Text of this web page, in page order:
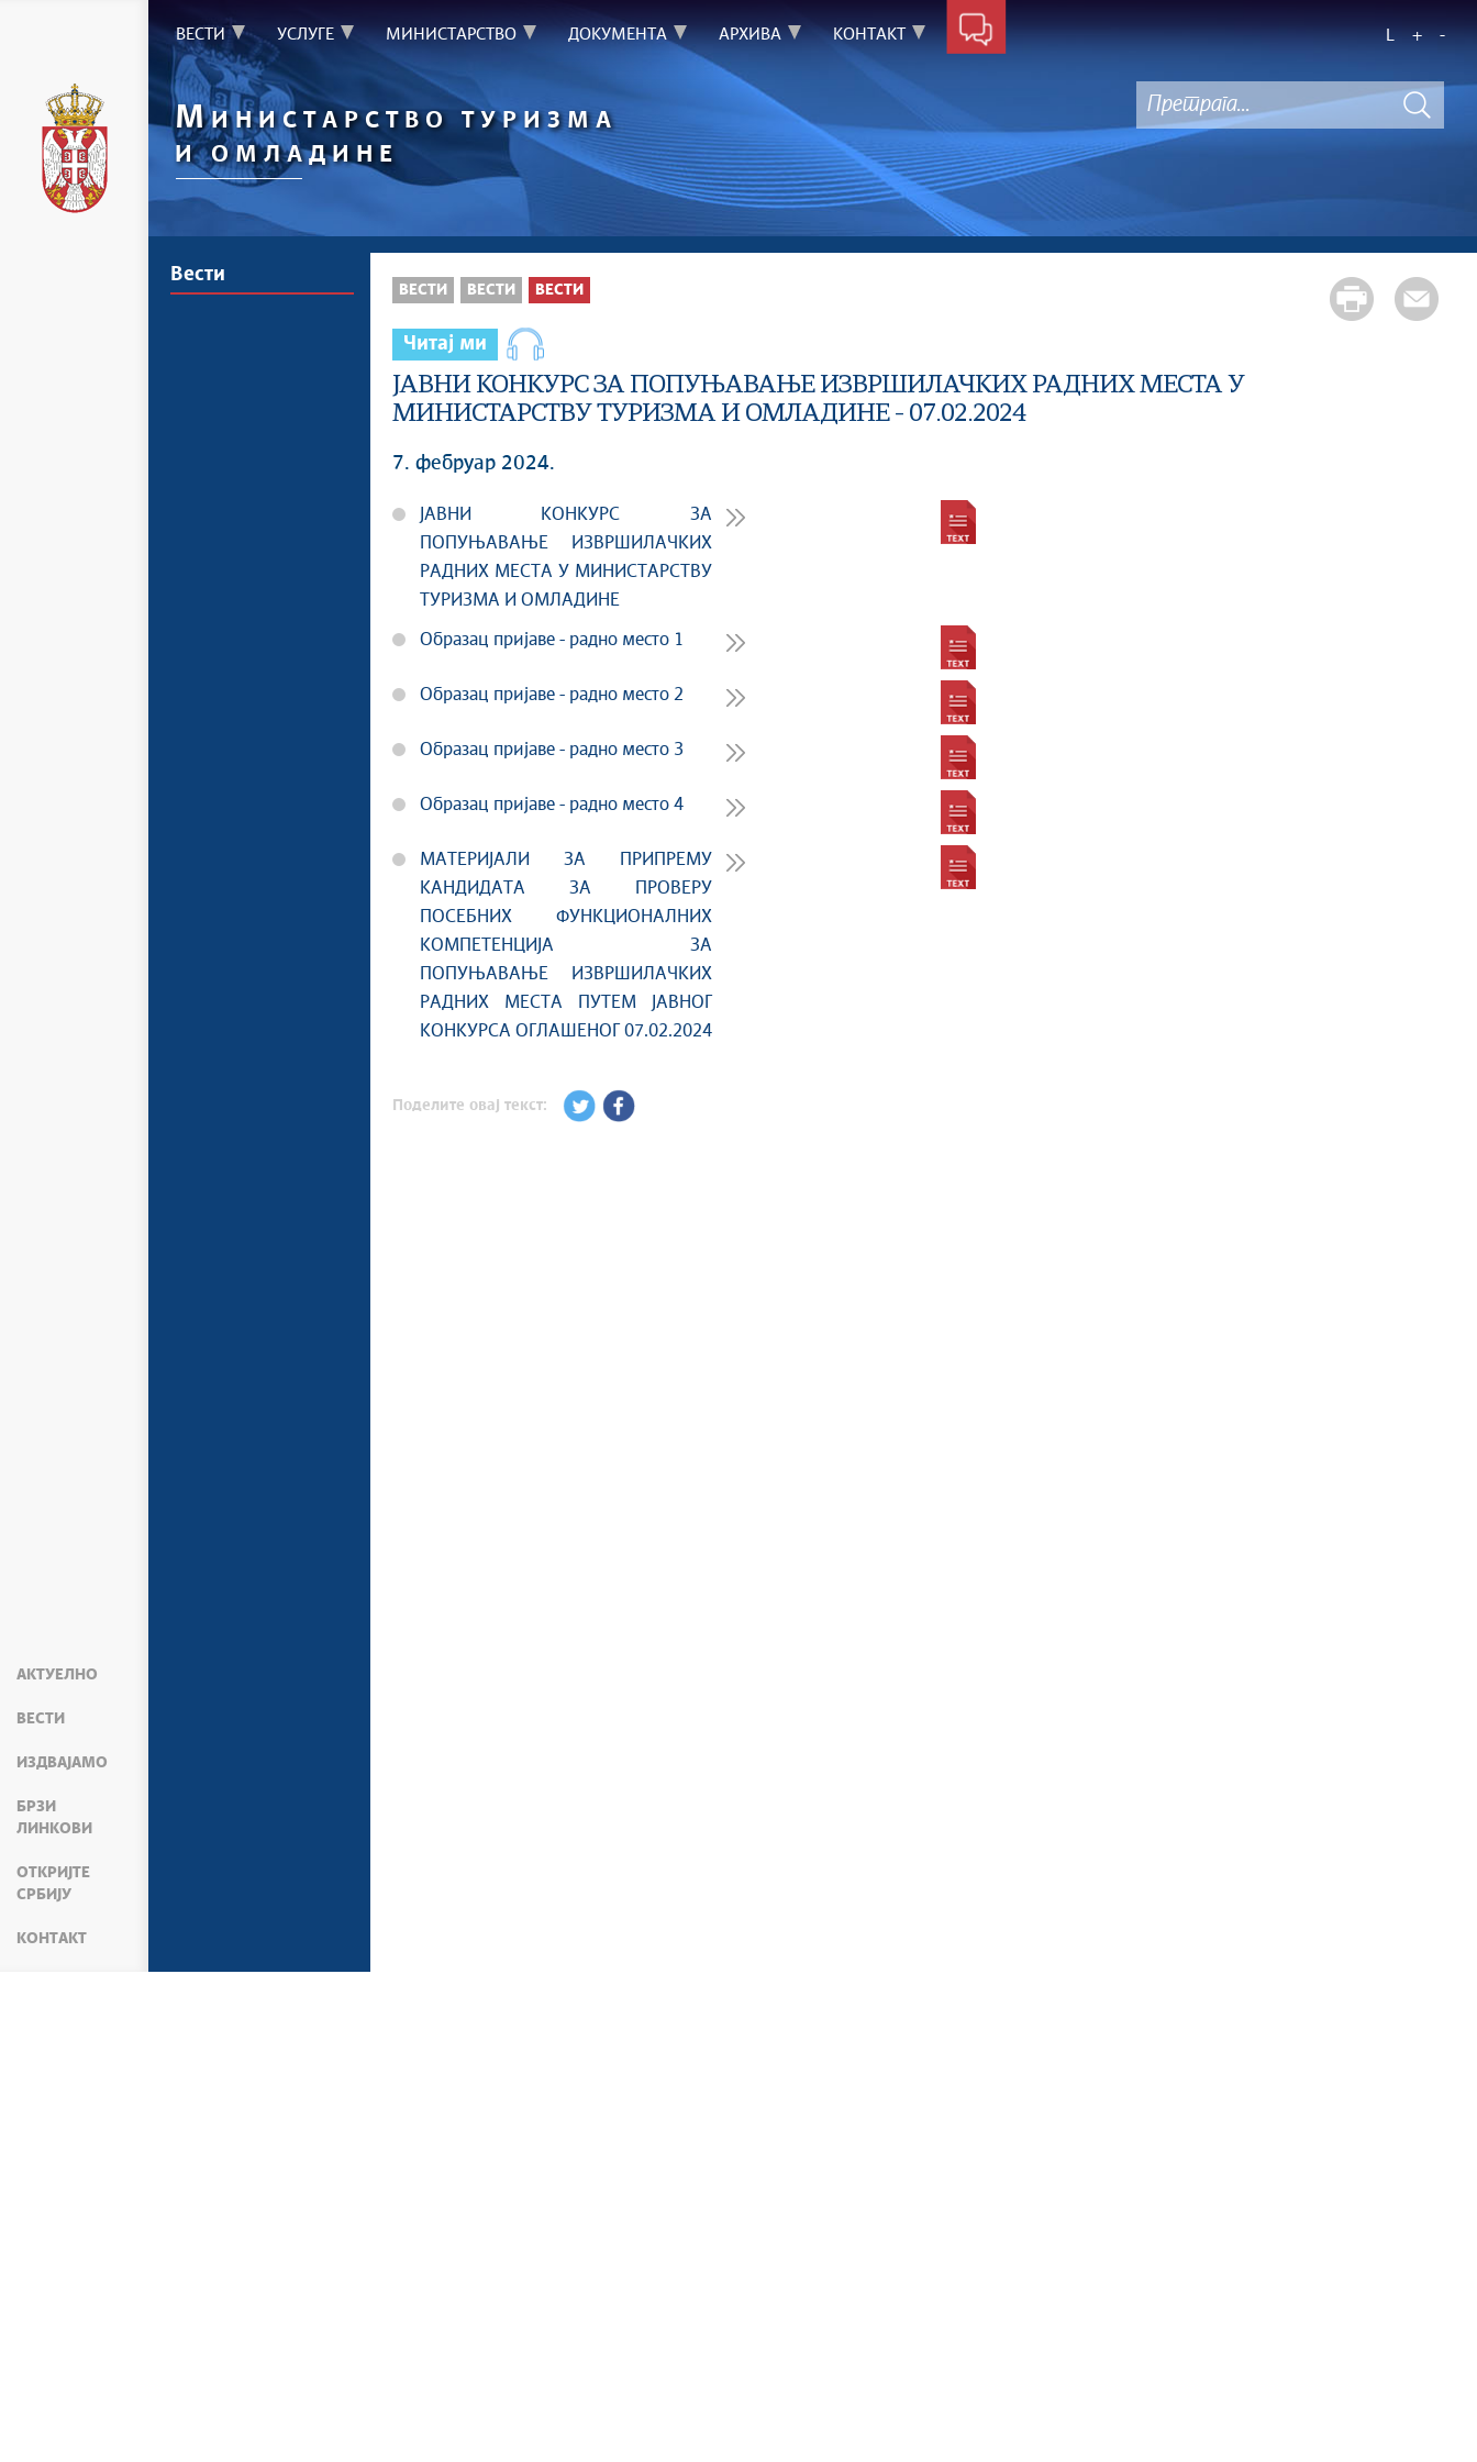
АКТУЕЛНО
ВЕСТИ
ИЗДВАЈАМО
БРЗИ
ЛИНКОВИ
ОТКРИЈТЕ
СРБИЈУ
КОНТАКТ
ВЕСТИ УСЛУГЕ МИНИСТАРСТВО ДОКУМЕНТА АРХИВА КОНТАКТ L + -
МИНИСТАРСТВО ТУРИЗМА
И ОМЛАДИНЕ
Вести
ВЕСТИ ВЕСТИ ВЕСТИ
Читај ми
ЈАВНИ КОНКУРС ЗА ПОПУЊАВАЊЕ ИЗВРШИЛАЧКИХ РАДНИХ МЕСТА У
МИНИСТАРСТВУ ТУРИЗМА И ОМЛАДИНЕ - 07.02.2024
7. фебруар 2024.
ЈАВНИ КОНКУРС ЗА
ПОПУЊАВАЊЕ ИЗВРШИЛАЧКИХ
РАДНИХ МЕСТА У МИНИСТАРСТВУ
ТУРИЗМА И ОМЛАДИНЕ
Образац пријаве - радно место 1
Образац пријаве - радно место 2
Образац пријаве - радно место 3
Образац пријаве - радно место 4
МАТЕРИЈАЛИ ЗА ПРИПРЕМУ
КАНДИДАТА ЗА ПРОВЕРУ
ПОСЕБНИХ ФУНКЦИОНАЛНИХ
КОМПЕТЕНЦИЈА ЗА
ПОПУЊАВАЊЕ ИЗВРШИЛАЧКИХ
РАДНИХ МЕСТА ПУТЕМ ЈАВНОГ
КОНКУРСА ОГЛАШЕНОГ 07.02.2024
Поделите овај текст: